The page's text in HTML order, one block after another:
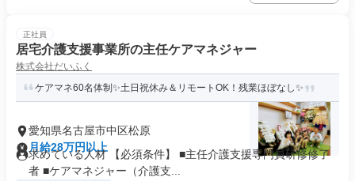
正社員
居宅介護支援事業所の主任ケアマネジャー
株式会社だいふく
ケアマネ60名体制✨土日祝休み＆リモートOK！残業ほぼなし✨
愛知県名古屋市中区松原
月給28万円以上
求めている人材 【必須条件】 ■主任介護支援専門員研修修了
者 ■ケアマネジャー（介護支...